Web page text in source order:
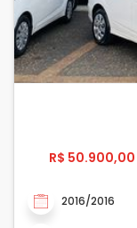
R$ 50.900,00
2016/2016